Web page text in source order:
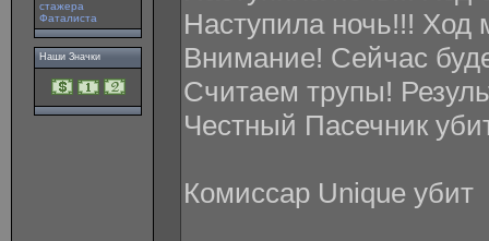
стажера
Фаталиста
Наши Значки
Наступила ночь!!!
Внимание! Сейчас
Считаем трупы!
Честный Пасечник
Комиcсар Unique убит